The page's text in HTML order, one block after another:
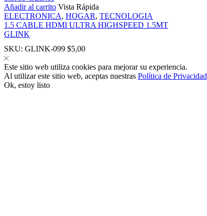
Añadir al carrito Vista Rápida
ELECTRONICA, HOGAR, TECNOLOGIA
1.5 CABLE HDMI ULTRA HIGHSPEED 1.5MT
GLINK
SKU: GLINK-099 $5,00
Este sitio web utiliza cookies para mejorar su experiencia.
Al utilizar este sitio web, aceptas nuestras Política de Privacidad
Ok, estoy listo